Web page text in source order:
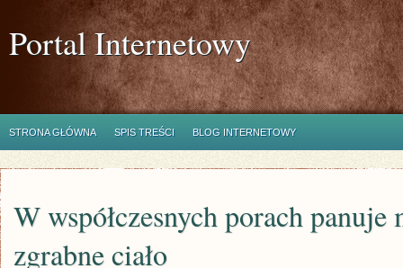
Portal Internetowy
STRONA GŁÓWNA SPIS TREŚCI BLOG INTERNETOWY
W współczesnych porach panuje
zgrabne ciało